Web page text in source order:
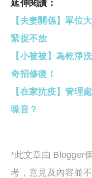
延伸閱讀：
【夫妻關係】單位
緊捉不放
【小被被】為乾淨
奇招修復！
【在家抗疫】管理
噪音？
*此文章由 Blogger
考，意見及內容並